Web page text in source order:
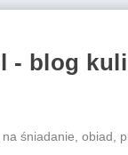
- blog
śniadanie,